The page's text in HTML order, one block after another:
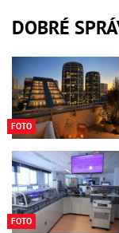
DOBRÉ
FOTO
FOTO